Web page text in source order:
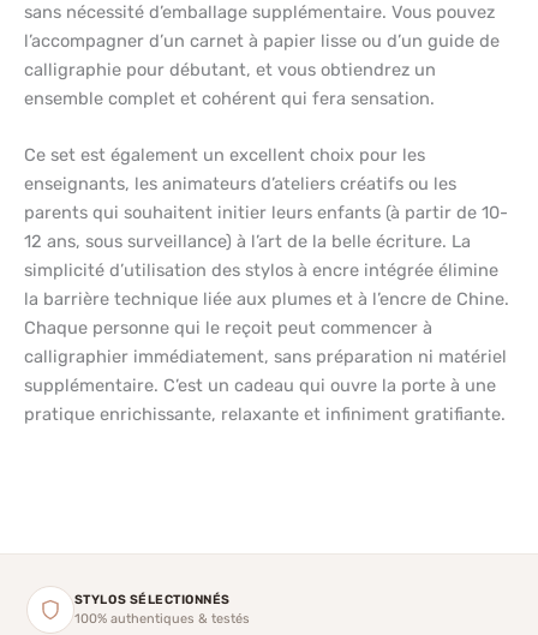
sans nécessité d’emballage supplémentaire. Vous pouvez
l’accompagner d’un carnet à papier lisse ou d’un guide de
calligraphie pour débutant, et vous obtiendrez un
ensemble complet et cohérent qui fera sensation.
Ce set est également un excellent choix pour les
enseignants, les animateurs d’ateliers créatifs ou les
parents qui souhaitent initier leurs enfants (à partir de 10-
12 ans, sous surveillance) à l’art de la belle écriture. La
simplicité d’utilisation des stylos à encre intégrée élimine
la barrière technique liée aux plumes et à l’encre de Chine.
Chaque personne qui le reçoit peut commencer à
calligraphier immédiatement, sans préparation ni matériel
supplémentaire. C’est un cadeau qui ouvre la porte à une
pratique enrichissante, relaxante et infiniment gratifiante.
STYLOS SÉLECTIONNÉS
100% authentiques & testés